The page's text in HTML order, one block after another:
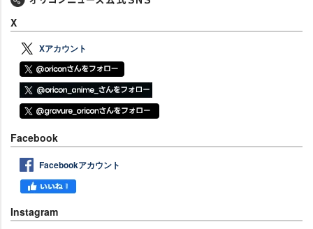
X
Xアカウント
Facebook
Facebookアカウント
Instagram